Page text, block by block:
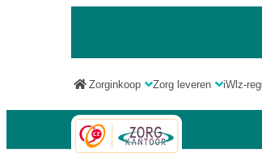
Zorgaanbieder
Zorginkoop Zorg leveren iWlz-